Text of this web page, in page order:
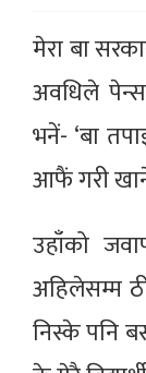
मेरा बा
अवधिले
भनें- ‘बा
आफैं गरी खाने
उहाँको
अहिलेसम्म
निस्के पनि